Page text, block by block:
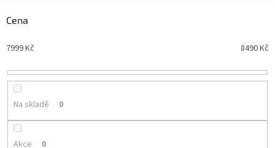
Cena
7999Kč 8490Kč
Na skladě 0
Akce 0